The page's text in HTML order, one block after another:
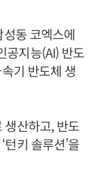
동 코엑스에
공지능(AI) 반도
기 반도체 생
생산하고, 반도
키 솔루션’을